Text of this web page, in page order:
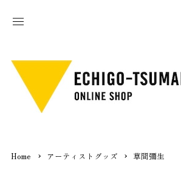
Home アーティストグッズ 草間彌生